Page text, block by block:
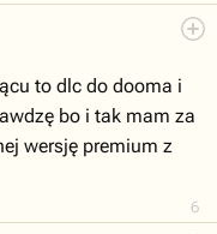
6
to dlc do dooma i
bo i tak mam za
wersję premium z